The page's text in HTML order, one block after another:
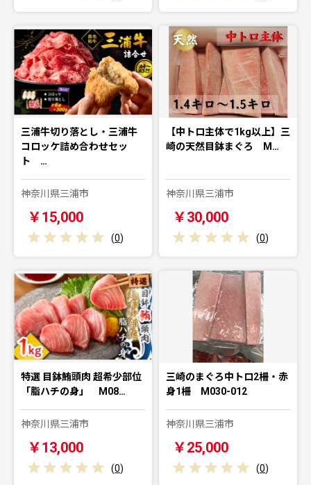
三浦牛切り落とし・三浦牛
コロッケ詰め合わせセッ
ト …
神奈川県三浦市
￥15,000
(0)
【中トロ主体で1kg以上】三
崎の天然目鉢まぐろ M…
神奈川県三浦市
￥30,000
(0)
特選 目鉢鮪頭肉 超希少部位
「脂ハチの身」 M08…
神奈川県三浦市
￥13,000
(0)
三崎のまぐろ中トロ2柵・赤
身1柵 M030-012
神奈川県三浦市
￥25,000
(0)